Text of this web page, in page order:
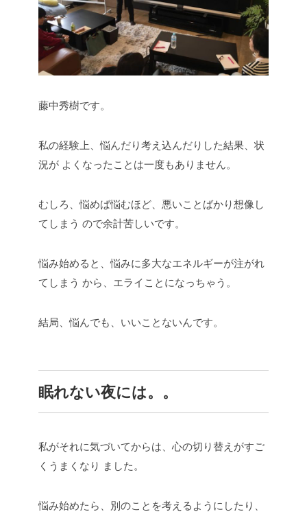
藤中秀樹です。
私の経験上、悩んだり考え込んだりした結果、状
況が よくなったことは一度もありません。
むしろ、悩めば悩むほど、悪いことばかり想像し
てしまう ので余計苦しいです。
悩み始めると、悩みに多大なエネルギーが注がれ
てしまう から、エライことになっちゃう。
結局、悩んでも、いいことないんです。
眠れない夜には。。
私がそれに気づいてからは、心の切り替えがすご
くうまくなり ました。
悩み始めたら、別のことを考えるようにしたり、